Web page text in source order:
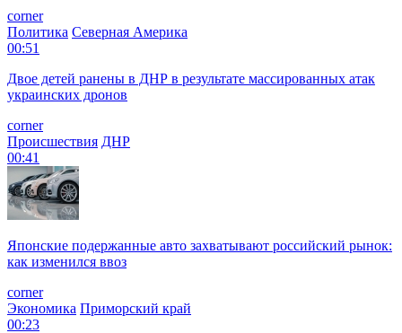
corner
Политика Северная Америка
00:51
Двое детей ранены в ДНР в результате массированных атак
украинских дронов
corner
Происшествия ДНР
00:41
Японские подержанные авто захватывают российский рынок:
как изменился ввоз
corner
Экономика Приморский край
00:23